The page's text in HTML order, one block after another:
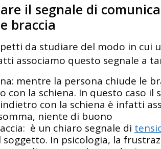
il segnale di
braccia
da studiare del modo in cui
associamo questo segnale a
mentre la persona chiude le
con la schiena. In questo caso il
con la schiena è infatti
niente di buono
è un chiaro segnale di
In psicologia, la